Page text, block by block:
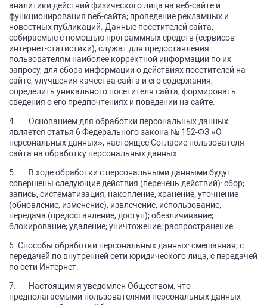
аналитики действий физического лица на веб-сайте и
функционирования веб-сайта; проведение рекламных и
новостных публикаций. Данные посетителей сайта,
собираемые с помощью программных средств (сервисов
интернет-статистики), служат для предоставления
пользователям наиболее корректной информации по их
запросу, для сбора информации о действиях посетителей на
сайте, улучшения качества сайта и его содержания,
определить уникального посетителя сайта, формировать
сведения о его предпочтениях и поведении на сайте.
4. Основанием для обработки персональных данных
является статья 6 Федерального закона № 152-ФЗ «О
персональных данных», настоящее Согласие пользователя
сайта на обработку персональных данных.
5. В ходе обработки с персональными данными будут
совершены следующие действия (перечень действий): сбор;
запись; систематизация; накопление; хранение; уточнение
(обновление, изменение); извлечение; использование;
передача (предоставление, доступ); обезличивание;
блокирование; удаление; уничтожение; распространение.
6. Способы обработки персональных данных: смешанная; с
передачей по внутренней сети юридического лица; с передачей
по сети Интернет.
7. Настоящим я уведомлен Обществом, что
предполагаемыми пользователями персональных данных